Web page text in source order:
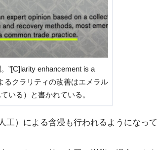
”[C]larity enhancement is a
るクラリティの改善はエメラル
いる）と書かれている。
工）による含浸も行われるようになって